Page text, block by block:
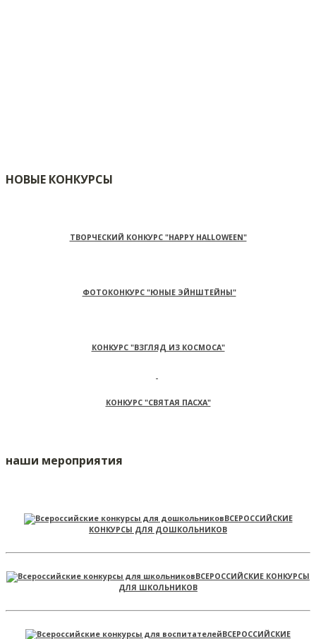
НОВЫЕ КОНКУРСЫ
ТВОРЧЕСКИЙ КОНКУРС "HAPPY HALLOWEEN"
ФОТОКОНКУРС "ЮНЫЕ ЭЙНШТЕЙНЫ"
КОНКУРС "ВЗГЛЯД ИЗ КОСМОСА"
КОНКУРС "СВЯТАЯ ПАСХА"
наши мероприятия
ВСЕРОССИЙСКИЕ
КОНКУРСЫ ДЛЯ ДОШКОЛЬНИКОВ
ВСЕРОССИЙСКИЕ КОНКУРСЫ
ДЛЯ ШКОЛЬНИКОВ
ВСЕРОССИЙСКИЕ